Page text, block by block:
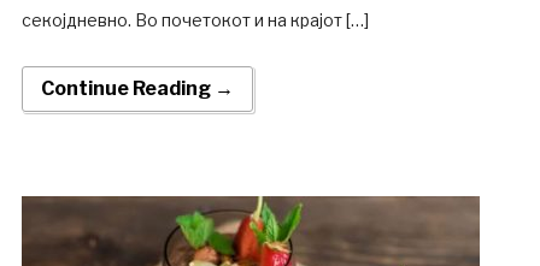
секојдневно. Во почетокот и на крајот […]
Continue Reading →